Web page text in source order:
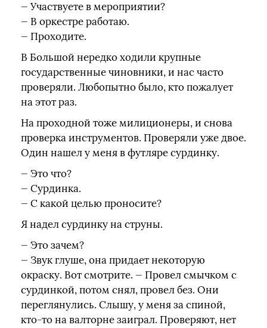
— Участвуете в мероприятии?
— В оркестре работаю.
— Проходите.
В Большой нередко ходили крупные
государственные чиновники, и нас часто
проверяли. Любопытно было, кто пожалует
на этот раз.
На проходной тоже милиционеры, и снова
проверка инструментов. Проверяли уже двое.
Один нашел у меня в футляре сурдинку.
— Это что?
— Сурдинка.
— С какой целью проносите?
Я надел сурдинку на струны.
— Это зачем?
— Звук глуше, она придает некоторую
окраску. Вот смотрите. — Провел смычком с
сурдинкой, потом снял, провел без. Они
переглянулись. Слышу, у меня за спиной,
кто-то на валторне заиграл. Проверяют, нет